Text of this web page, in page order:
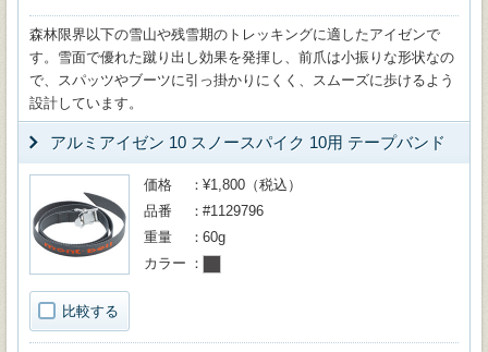
森林限界以下の雪山や残雪期のトレッキングに適したアイゼンで
す。雪面で優れた蹴り出し効果を発揮し、前爪は小振りな形状なの
で、スパッツやブーツに引っ掛かりにくく、スムーズに歩けるよう
設計しています。
アルミアイゼン 10 スノースパイク 10用 テープバンド
比較する
価格
¥1,800（税込）
品番
#1129796
重量
60g
カラー